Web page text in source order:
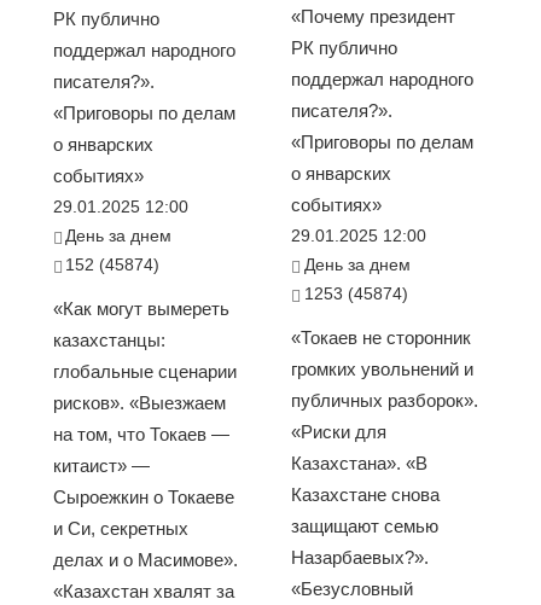
РК публично
поддержал народного
писателя?».
«Приговоры по делам
о январских
событиях»
29.01.2025 12:00
День за днем
152 (45874)
«Как могут вымереть
казахстанцы:
глобальные сценарии
рисков». «Выезжаем
на том, что Токаев —
китаист» —
Сыроежкин о Токаеве
и Си, секретных
делах и о Масимове».
«Казахстан хвалят за
«Почему президент
РК публично
поддержал народного
писателя?».
«Приговоры по делам
о январских
событиях»
29.01.2025 12:00
День за днем
1253 (45874)
«Токаев не сторонник
громких увольнений и
публичных разборок».
«Риски для
Казахстана». «В
Казахстане снова
защищают семью
Назарбаевых?».
«Безусловный